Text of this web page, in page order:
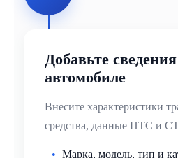
Добавьте
автомобиле
Внесите характеристики
средства, данные ПТС и
Марка, модель, тип и